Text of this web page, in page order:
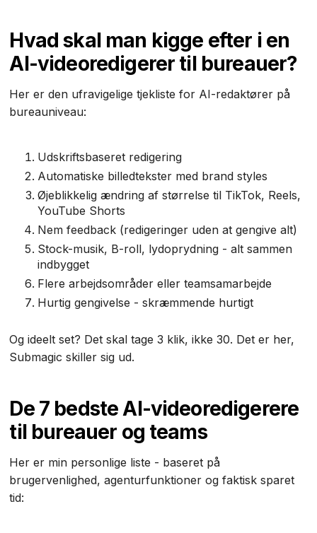
Hvad skal man kigge efter i en
AI-videoredigerer til bureauer?
Her er den ufravigelige tjekliste for AI-redaktører på
bureauniveau:
Udskriftsbaseret redigering
Automatiske billedtekster med brand styles
Øjeblikkelig ændring af størrelse til TikTok, Reels,
YouTube Shorts
Nem feedback (redigeringer uden at gengive alt)
Stock-musik, B-roll, lydoprydning - alt sammen
indbygget
Flere arbejdsområder eller teamsamarbejde
Hurtig gengivelse - skræmmende hurtigt
Og ideelt set? Det skal tage 3 klik, ikke 30. Det er her,
Submagic skiller sig ud.
De 7 bedste AI-videoredigerere
til bureauer og teams
Her er min personlige liste - baseret på
brugervenlighed, agenturfunktioner og faktisk sparet
tid: